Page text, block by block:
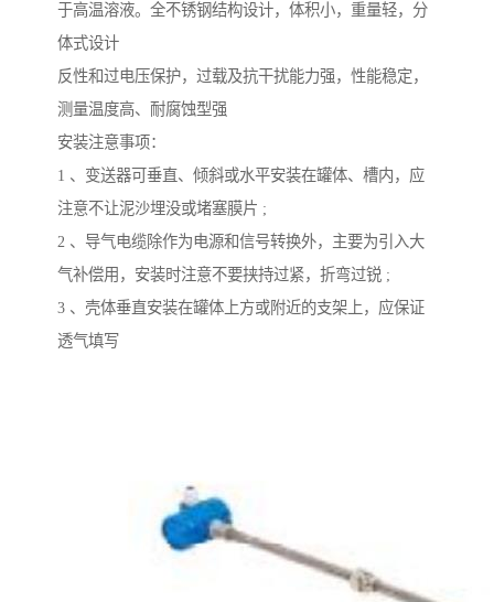
于高温溶液。全不锈钢结构设计，体积小，重量轻，分
体式设计
反性和过电压保护，过载及抗干扰能力强，性能稳定，
测量温度高、耐腐蚀型强
安装注意事项：
1 、变送器可垂直、倾斜或水平安装在罐体、槽内，应
注意不让泥沙埋没或堵塞膜片 ;
2 、导气电缆除作为电源和信号转换外，主要为引入大
气补偿用，安装时注意不要挟持过紧，折弯过锐 ;
3 、壳体垂直安装在罐体上方或附近的支架上，应保证
透气填写